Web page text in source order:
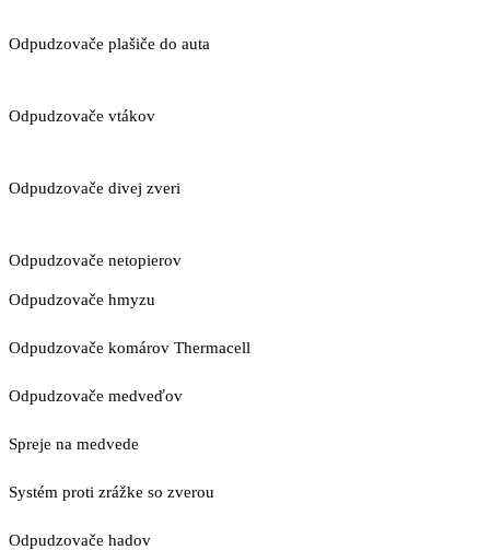
Odpudzovače plašiče do auta
Odpudzovače vtákov
Odpudzovače divej zveri
Odpudzovače netopierov
Odpudzovače hmyzu
Odpudzovače komárov Thermacell
Odpudzovače medveďov
Spreje na medvede
Systém proti zrážke so zverou
Odpudzovače hadov